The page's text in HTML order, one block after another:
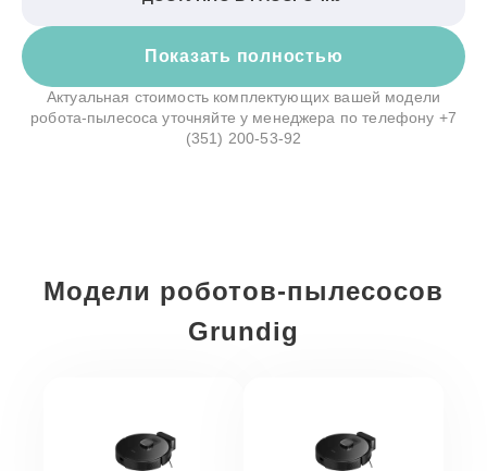
Показать полностью
Актуальная стоимость комплектующих вашей модели
робота-пылесоса уточняйте у менеджера по телефону +7
(351) 200-53-92
Модели роботов-пылесосов
Grundig